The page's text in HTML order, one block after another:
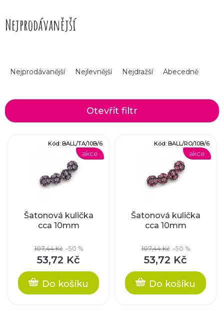
Nejprodávanější
z
Nejprodávanější Nejlevnější Nejdražší Abecedně
Otevřít filtr
akce
Šatonová kulička
cca 10mm
107,44 Kč –50 %
53,72 Kč
Do košíku
Kód: BALL/TA/10B/6
akce
Šatonová kulička
cca 10mm
107,44 Kč –50 %
53,72 Kč
Do košíku
Kód: BALL/RO/10B/6